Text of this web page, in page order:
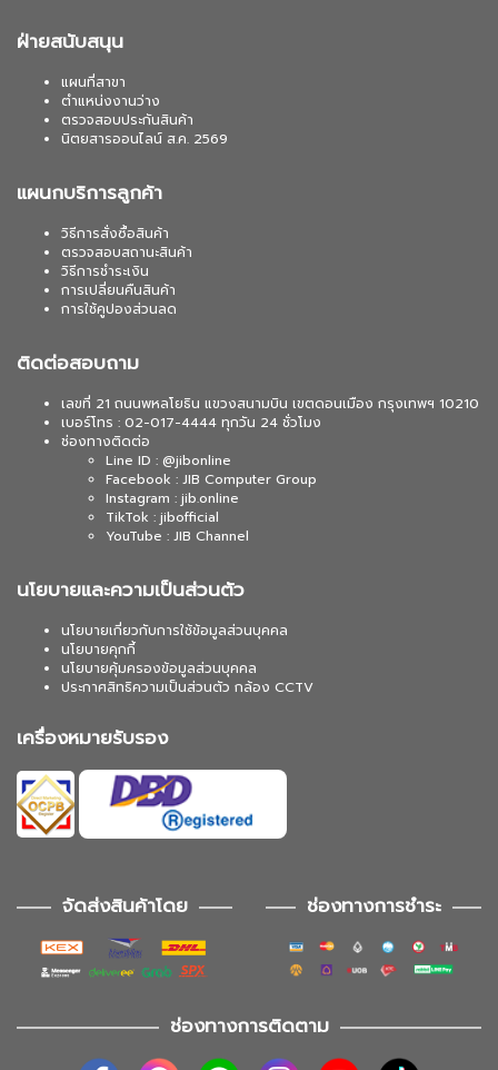
ฝ่ายสนับสนุน
แผนที่สาขา
ตำแหน่งงานว่าง
ตรวจสอบประกันสินค้า
นิตยสารออนไลน์ ส.ค. 2569
แผนกบริการลูกค้า
วิธีการสั่งซื้อสินค้า
ตรวจสอบสถานะสินค้า
วิธีการชำระเงิน
การเปลี่ยนคืนสินค้า
การใช้คูปองส่วนลด
ติดต่อสอบถาม
เลขที่ 21 ถนนพหลโยธิน แขวงสนามบิน เขตดอนเมือง กรุงเทพฯ 10210
เบอร์โทร : 02-017-4444 ทุกวัน 24 ชั่วโมง
ช่องทางติดต่อ
Line ID : @jibonline
Facebook : JIB Computer Group
Instagram : jib.online
TikTok : jibofficial
YouTube : JIB Channel
นโยบายและความเป็นส่วนตัว
นโยบายเกี่ยวกับการใช้ข้อมูลส่วนบุคคล
นโยบายคุกกี้
นโยบายคุ้มครองข้อมูลส่วนบุคคล
ประกาศสิทธิความเป็นส่วนตัว กล้อง CCTV
เครื่องหมายรับรอง
จัดส่งสินค้าโดย ช่องทางการชำระ
ช่องทางการติดตาม